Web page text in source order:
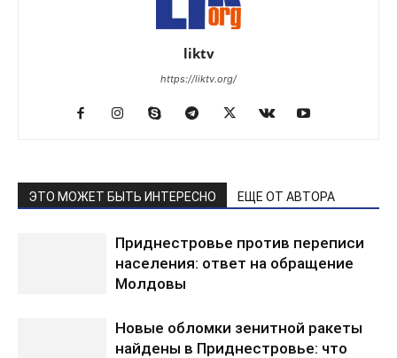
liktv
https://liktv.org/
ЭТО МОЖЕТ БЫТЬ ИНТЕРЕСНО ЕЩЕ ОТ АВТОРА
Приднестровье против переписи
населения: ответ на обращение
Молдовы
Новые обломки зенитной ракеты
найдены в Приднестровье: что